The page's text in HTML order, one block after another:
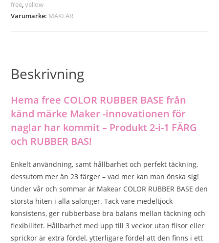
free,yellow
Varumärke: MAKEAR
Beskrivning
Hema free COLOR RUBBER BASE från
känd märke Maker -innovationen för
naglar har kommit – Produkt 2-i-1 FÄRG
och RUBBER BAS!
Enkelt användning, samt hållbarhet och perfekt täckning,
dessutom mer än 23 färger – vad mer kan man önska sig!
Under vår och sommar är Makear COLOR RUBBER BASE den
största hiten i alla salonger. Tack vare medeltjock
konsistens, ger rubberbase bra balans mellan täckning och
flexibilitet. Hållbarhet med upp till 3 veckor utan flisor eller
sprickor är extra fördel, ytterligare fördel att den finns i ett